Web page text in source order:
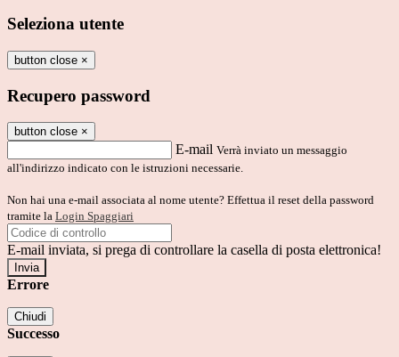
Seleziona utente
button close ×
Recupero password
button close ×
E-mail Verrà inviato un messaggio
all'indirizzo indicato con le istruzioni necessarie.
Non hai una e-mail associata al nome utente? Effettua il reset della password
tramite la Login Spaggiari
E-mail inviata, si prega di controllare la casella di posta elettronica!
Errore
Chiudi
Successo